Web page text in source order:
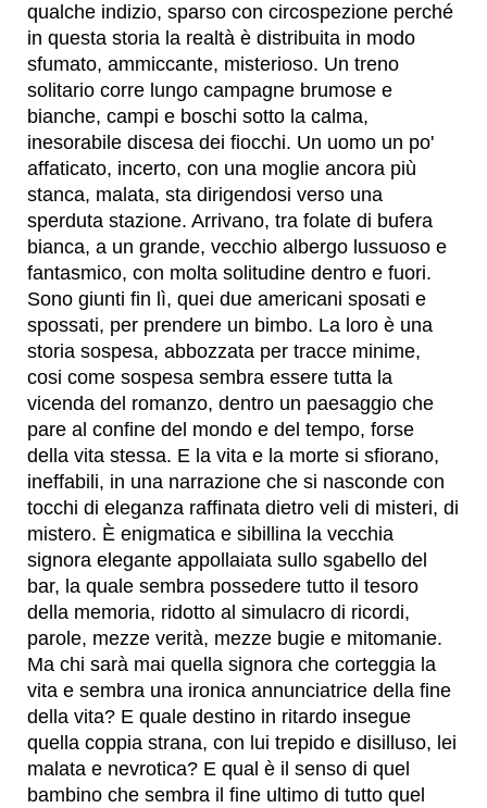
qualche indizio, sparso con circospezione perché
in questa storia la realtà è distribuita in modo
sfumato, ammiccante, misterioso. Un treno
solitario corre lungo campagne brumose e
bianche, campi e boschi sotto la calma,
inesorabile discesa dei fiocchi. Un uomo un po'
affaticato, incerto, con una moglie ancora più
stanca, malata, sta dirigendosi verso una
sperduta stazione. Arrivano, tra folate di bufera
bianca, a un grande, vecchio albergo lussuoso e
fantasmico, con molta solitudine dentro e fuori.
Sono giunti fin lì, quei due americani sposati e
spossati, per prendere un bimbo. La loro è una
storia sospesa, abbozzata per tracce minime,
cosi come sospesa sembra essere tutta la
vicenda del romanzo, dentro un paesaggio che
pare al confine del mondo e del tempo, forse
della vita stessa. E la vita e la morte si sfiorano,
ineffabili, in una narrazione che si nasconde con
tocchi di eleganza raffinata dietro veli di misteri, di
mistero. È enigmatica e sibillina la vecchia
signora elegante appollaiata sullo sgabello del
bar, la quale sembra possedere tutto il tesoro
della memoria, ridotto al simulacro di ricordi,
parole, mezze verità, mezze bugie e mitomanie.
Ma chi sarà mai quella signora che corteggia la
vita e sembra una ironica annunciatrice della fine
della vita? E quale destino in ritardo insegue
quella coppia strana, con lui trepido e disilluso, lei
malata e nevrotica? E qual è il senso di quel
bambino che sembra il fine ultimo di tutto quel